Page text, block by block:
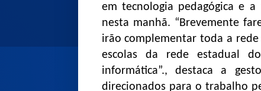
em tecnologia pedagógica e
nesta manhã. “Brevemente
irão complementar toda a
escolas da rede estadual
informática”., destaca a
direcionados para o trabalho